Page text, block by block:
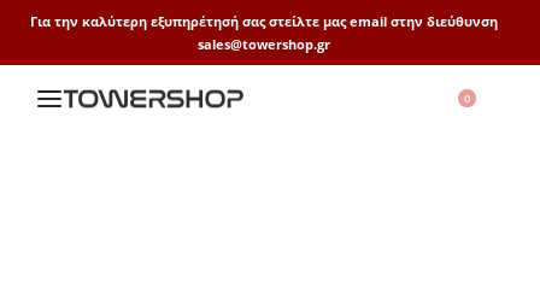
Για την καλύτερη εξυπηρέτησή σας στείλτε μας email στην διεύθυνση
sales@towershop.gr
0